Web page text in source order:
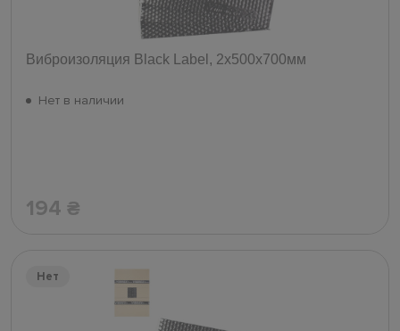
Виброизоляция Black Label, 2х500х700мм
Нет в наличии
194 ₴
Нет